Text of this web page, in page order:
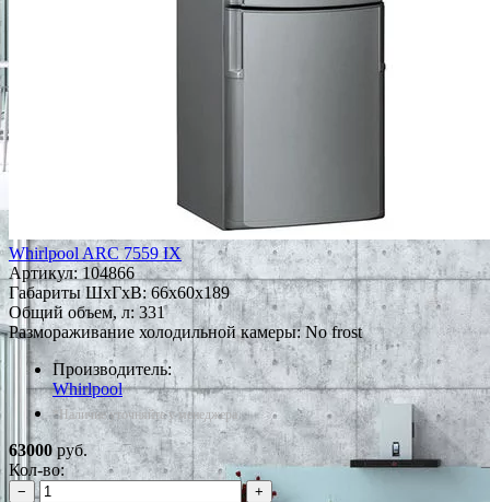
Whirlpool ARC 7559 IX
Артикул:104866
Габариты ШxГxВ: 66x60x189
Общий объем, л: 331
Размораживание холодильной камеры: No frost
Производитель:
Whirlpool
*Наличие уточняйте у менеджера
63000руб.
Кол-во:
−
+